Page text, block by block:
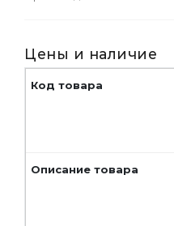
Цены и наличие